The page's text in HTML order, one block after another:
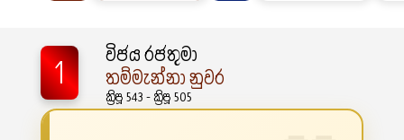
1
විජය රජතුමා
තම්මැන්නා නුවර
ක්‍රිපූ 543 - ක්‍රිපූ 505